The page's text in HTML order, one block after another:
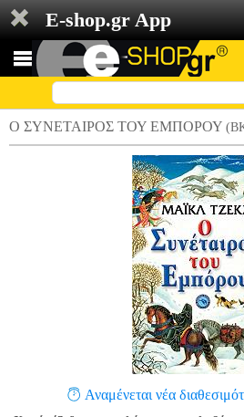
E-shop.gr App
Ο ΣΥΝΕΤΑΙΡΟΣ ΤΟΥ ΕΜΠΟΡΟΥ
Αναμένεται νέα